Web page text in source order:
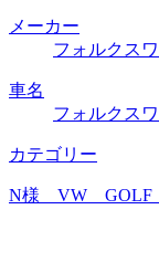
メーカー
フォルクス
車名
フォルクス
カテゴリー
N様 VW GOLF